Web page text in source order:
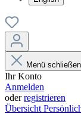
Menü schließen
Ihr Konto
Anmelden
oderregistrieren
Übersicht